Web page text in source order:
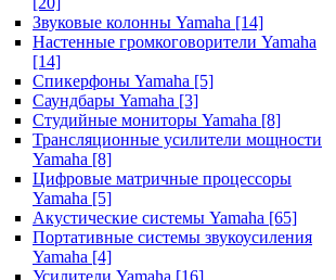
Звуковые колонны Yamaha [14]
Настенные громкоговорители Yamaha
[14]
Спикерфоны Yamaha [5]
Саундбары Yamaha [3]
Студийные мониторы Yamaha [8]
Трансляционные усилители мощности
Yamaha [8]
Цифровые матричные процессоры
Yamaha [5]
Акустические системы Yamaha [65]
Портативные системы звукоусиления
Yamaha [4]
Усилители Yamaha [16]